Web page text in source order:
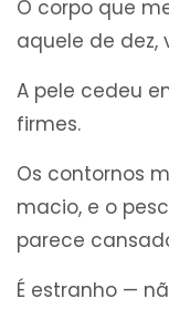
O corpo que
aquele de dez,
A pele cedeu
firmes.
Os contornos
macio, e o
parece
É estranho —